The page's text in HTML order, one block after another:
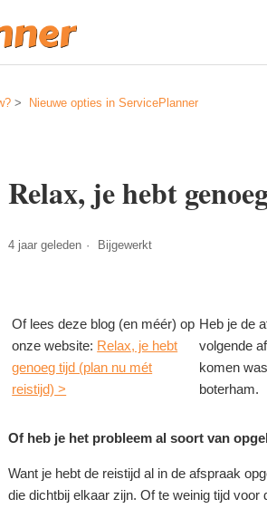
Nieuwe opties in ServicePlanner
Relax, je hebt
4 jaar geleden Bijgewerkt
Of lees deze blog (en méér) op
onze website: Relax, je hebt
genoeg tijd (plan nu mét
reistijd) >
Heb je de
volgende
komen
boterham.
Of heb je het probleem al soort van
Want je hebt de reistijd al in de afspraak
die dichtbij elkaar zijn. Of te weinig tijd